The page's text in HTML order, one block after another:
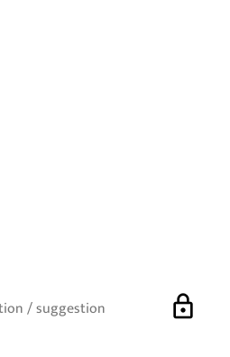
lock